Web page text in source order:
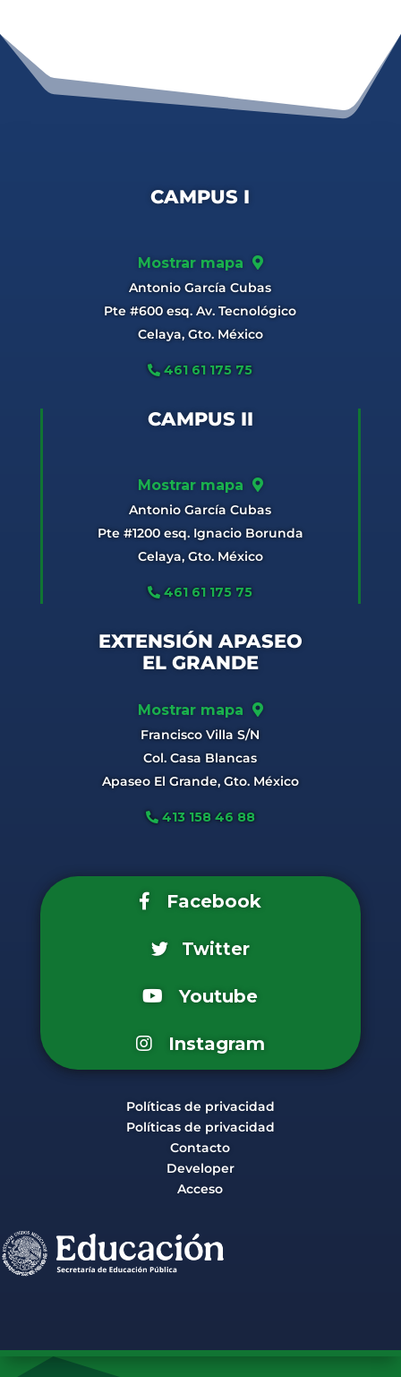
CAMPUS I
Mostrar mapa
Antonio García Cubas
Pte #600 esq. Av. Tecnológico
Celaya, Gto. México
461 61 175 75
CAMPUS II
Mostrar mapa
Antonio García Cubas
Pte #1200 esq. Ignacio Borunda
Celaya, Gto. México
461 61 175 75
EXTENSIÓN APASEO
EL GRANDE
Mostrar mapa
Francisco Villa S/N
Col. Casa Blancas
Apaseo El Grande, Gto. México
413 158 46 88
Facebook
Twitter
Youtube
Instagram
Políticas de privacidad
Políticas de privacidad
Contacto
Developer
Acceso